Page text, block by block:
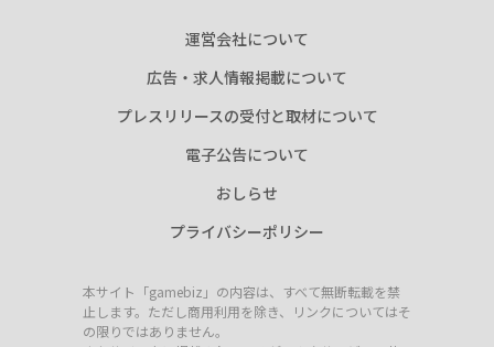
運営会社について
広告・求人情報掲載について
プレスリリースの受付と取材について
電子公告について
おしらせ
プライバシーポリシー
本サイト「gamebiz」の内容は、すべて無断転載を禁
止します。ただし商用利用を除き、リンクについてはそ
の限りではありません。